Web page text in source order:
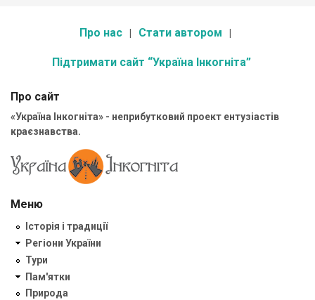
Про нас Стати автором
Підтримати сайт “Україна Інкогніта”
Про сайт
«Україна Інкогніта» - неприбутковий проект ентузіастів
краєзнавства.
Меню
Історія і традиції
Регіони України
Тури
Пам'ятки
Природа